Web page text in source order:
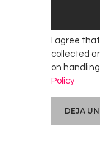
I agree
collected
on
Policy